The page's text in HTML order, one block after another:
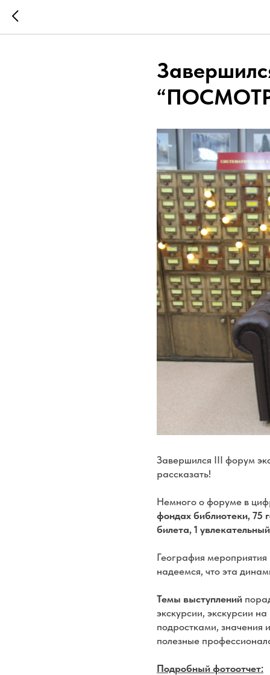
Завершился III форум
рассказать!
Немного о форуме в
фондах библиотеки, 75
билета, 1
География
надеемся, что эта
Темы выступлений
экскурсии, экскурсии
подростками, значения
полезные
Подробный фотоотчет: